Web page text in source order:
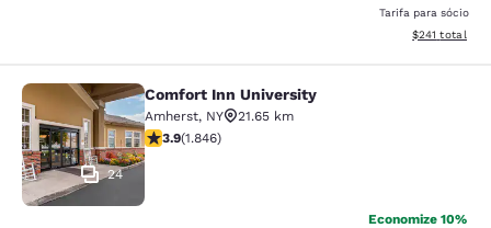
Tarifa para sócio
Exibir
$241 total
Comfort Inn University
24
Comfort Inn University
Amherst, NY
21.65 km
classificação 3.88 estrelas. Bom. 1846 avaliações
3.9(1.846)
Economize 10%